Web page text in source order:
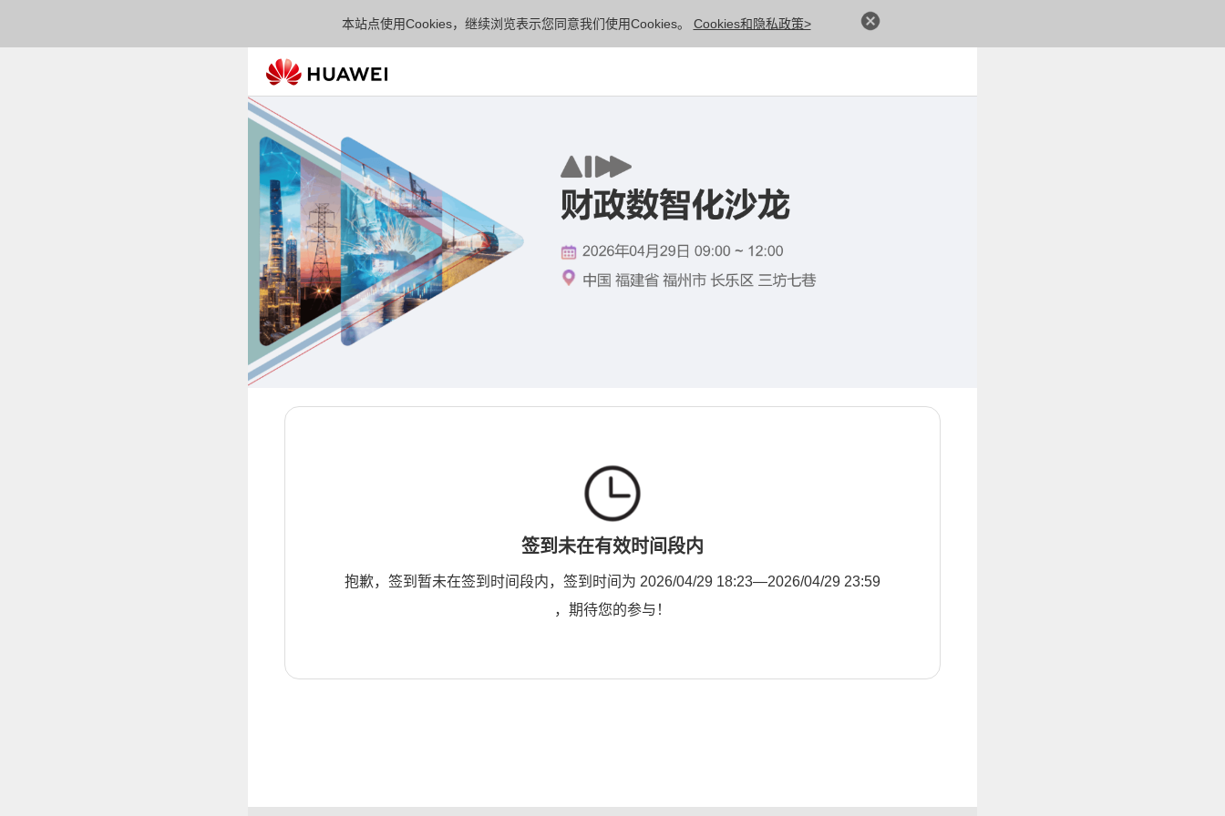
本站点使用Cookies，继续浏览表示您同意我们使用Cookies。 Cookies和隐私政策>
签到未在有效时间段内
抱歉，签到暂未在签到时间段内，签到时间为 2026/04/29 18:23—2026/04/29 23:59
，期待您的参与！